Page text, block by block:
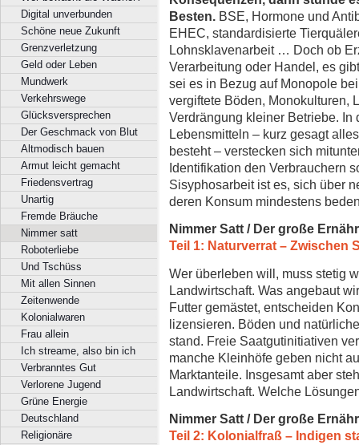
Digital unverbunden
Schöne neue Zukunft
Grenzverletzung
Geld oder Leben
Mundwerk
Verkehrswege
Glücksversprechen
Der Geschmack von Blut
Altmodisch bauen
Armut leicht gemacht
Friedensvertrag
Unartig
Fremde Bräuche
Nimmer satt
Roboterliebe
Und Tschüss
Mit allen Sinnen
Zeitenwende
Kolonialwaren
Frau allein
Ich streame, also bin ich
Verbranntes Gut
Verlorene Jugend
Grüne Energie
Deutschland
Religionäre
Besten. BSE, Hormone und
EHEC, standardisierte
Lohnsklavenarbeit … Doch ob
Verarbeitung oder Handel, es
sei es in Bezug auf Monopole
vergiftete Böden, Monokulturen,
Verdrängung kleiner Betriebe. In
Lebensmitteln – kurz gesagt
besteht – verstecken sich
Identifikation den Verbrauchern
Sisyphosarbeit ist es, sich über
deren Konsum mindestens
Nimmer Satt / Der große
Teil 1: Naturverrat – Zwischen
Wer überleben will, muss stetig
Landwirtschaft. Was angebaut
Futter gemästet, entscheiden
lizensieren. Böden und
stand. Freie Saatgutinitiativen
manche Kleinhöfe geben nicht
Marktanteile. Insgesamt aber
Landwirtschaft. Welche
Nimmer Satt / Der große
Teil 2: Kolonialfraß – Indigen